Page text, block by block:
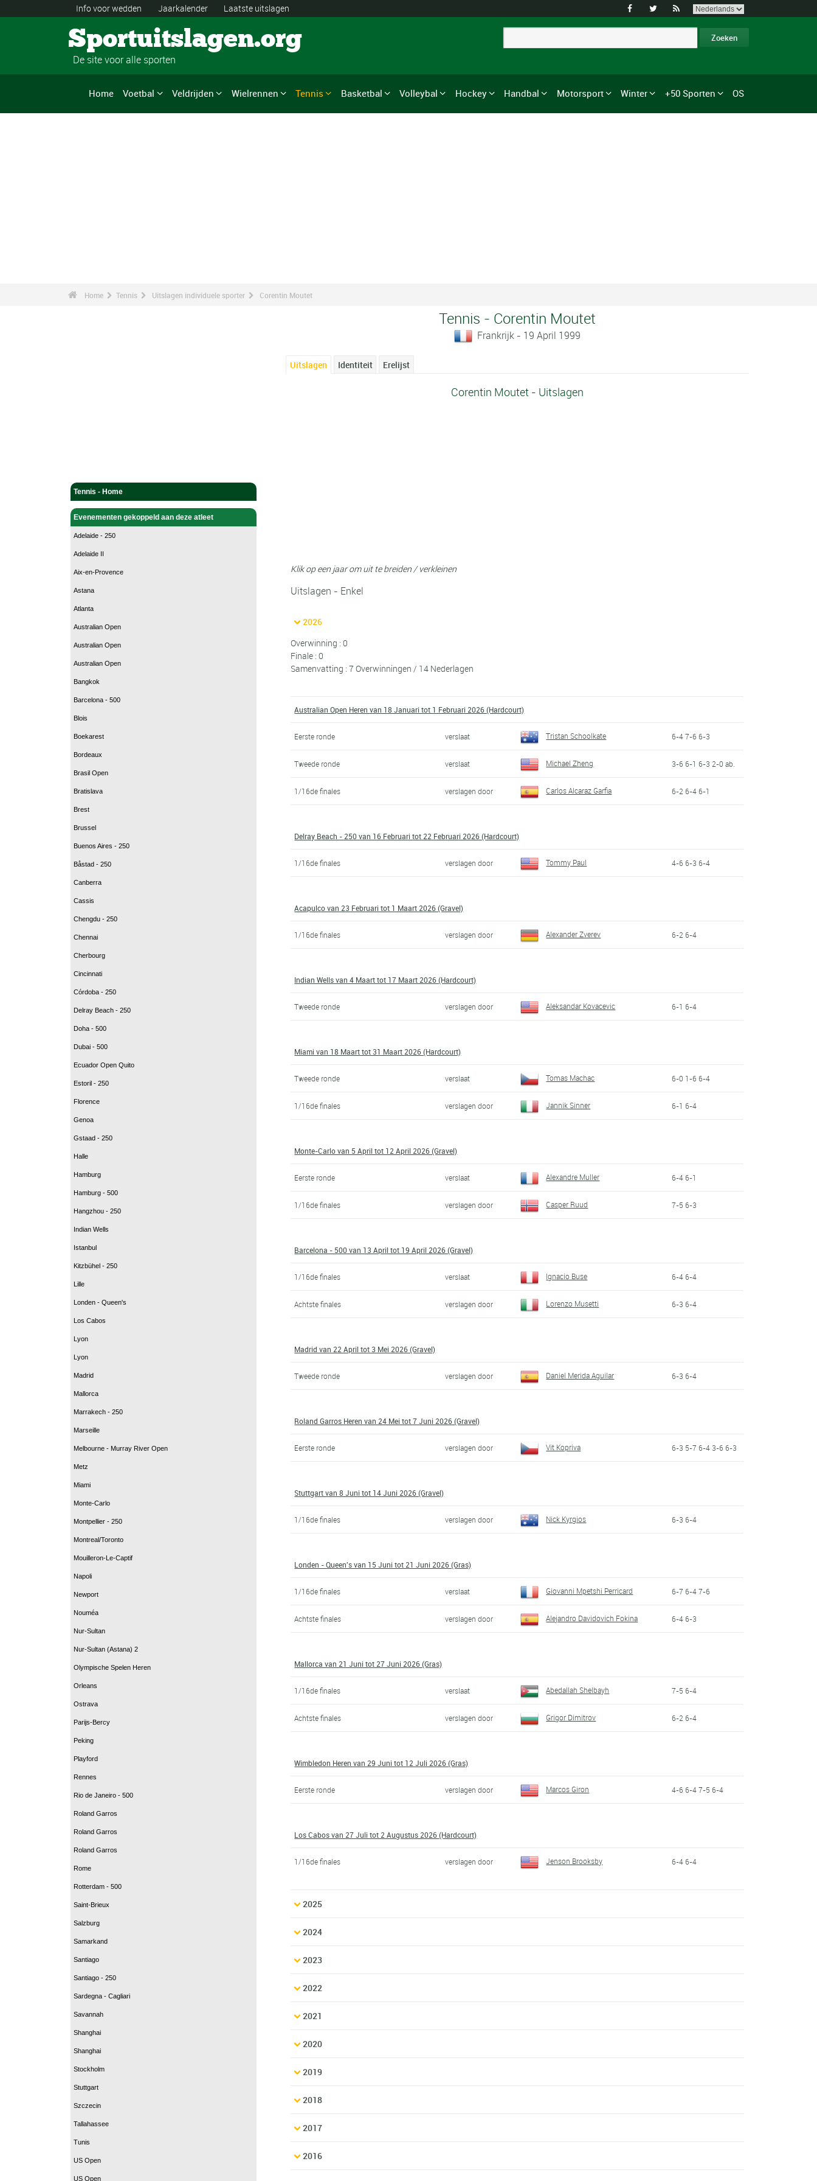
Info voor wedden Jaarkalender Laatste uitslagen   
Sportuitslagen.org
De site voor alle sporten
Home Voetbal Veldrijden Wielrennen Tennis Basketbal Volleybal Hockey Handbal Motorsport Winter +50 Sporten OS
Home Tennis Uitslagen individuele sporter Corentin Moutet
Tennis - Home
Evenementen gekoppeld aan deze atleet
Adelaide - 250
Adelaide II
Aix-en-Provence
Astana
Atlanta
Australian Open
Australian Open
Australian Open
Bangkok
Barcelona - 500
Blois
Boekarest
Bordeaux
Brasil Open
Bratislava
Brest
Brussel
Buenos Aires - 250
Båstad - 250
Canberra
Cassis
Chengdu - 250
Chennai
Cherbourg
Cincinnati
Córdoba - 250
Delray Beach - 250
Doha - 500
Dubai - 500
Ecuador Open Quito
Estoril - 250
Florence
Genoa
Gstaad - 250
Halle
Hamburg
Hamburg - 500
Hangzhou - 250
Indian Wells
Istanbul
Kitzbühel - 250
Lille
Londen - Queen's
Los Cabos
Lyon
Lyon
Madrid
Mallorca
Marrakech - 250
Marseille
Melbourne - Murray River Open
Metz
Miami
Monte-Carlo
Montpellier - 250
Montreal/Toronto
Mouilleron-Le-Captif
Napoli
Newport
Nouméa
Nur-Sultan
Nur-Sultan (Astana) 2
Olympische Spelen Heren
Orleans
Ostrava
Parijs-Bercy
Peking
Playford
Rennes
Rio de Janeiro - 500
Roland Garros
Roland Garros
Roland Garros
Rome
Rotterdam - 500
Saint-Brieux
Salzburg
Samarkand
Santiago
Santiago - 250
Sardegna - Cagliari
Savannah
Shanghai
Shanghai
Stockholm
Stuttgart
Szczecin
Tallahassee
Tunis
US Open
US Open
Tennis - Corentin Moutet
Frankrijk - 19 April 1999
Uitslagen Identiteit Erelijst
Corentin Moutet - Uitslagen
Klik op een jaar om uit te breiden / verkleinen
Uitslagen - Enkel
2026
Overwinning : 0
Finale : 0
Samenvatting : 7 Overwinningen / 14 Nederlagen
Australian Open Heren van 18 Januari tot 1 Februari 2026 (Hardcourt)
Eerste ronde verslaat Tristan Schoolkate 6-4 7-6 6-3
Tweede ronde verslaat Michael Zheng 3-6 6-1 6-3 2-0 ab.
1/16de finales verslagen door Carlos Alcaraz Garfia 6-2 6-4 6-1
Delray Beach - 250 van 16 Februari tot 22 Februari 2026 (Hardcourt)
1/16de finales verslagen door Tommy Paul 4-6 6-3 6-4
Acapulco van 23 Februari tot 1 Maart 2026 (Gravel)
1/16de finales verslagen door Alexander Zverev 6-2 6-4
Indian Wells van 4 Maart tot 17 Maart 2026 (Hardcourt)
Tweede ronde verslagen door Aleksandar Kovacevic 6-1 6-4
Miami van 18 Maart tot 31 Maart 2026 (Hardcourt)
Tweede ronde verslaat Tomas Machac 6-0 1-6 6-4
1/16de finales verslagen door Jannik Sinner 6-1 6-4
Monte-Carlo van 5 April tot 12 April 2026 (Gravel)
Eerste ronde verslaat Alexandre Muller 6-4 6-1
1/16de finales verslagen door Casper Ruud 7-5 6-3
Barcelona - 500 van 13 April tot 19 April 2026 (Gravel)
1/16de finales verslaat Ignacio Buse 6-4 6-4
Achtste finales verslagen door Lorenzo Musetti 6-3 6-4
Madrid van 22 April tot 3 Mei 2026 (Gravel)
Tweede ronde verslagen door Daniel Merida Aguilar 6-3 6-4
Roland Garros Heren van 24 Mei tot 7 Juni 2026 (Gravel)
Eerste ronde verslagen door Vit Kopriva 6-3 5-7 6-4 3-6 6-3
Stuttgart van 8 Juni tot 14 Juni 2026 (Gravel)
1/16de finales verslagen door Nick Kyrgios 6-3 6-4
Londen - Queen's van 15 Juni tot 21 Juni 2026 (Gras)
1/16de finales verslaat Giovanni Mpetshi Perricard 6-7 6-4 7-6
Achtste finales verslagen door Alejandro Davidovich Fokina 6-4 6-3
Mallorca van 21 Juni tot 27 Juni 2026 (Gras)
1/16de finales verslaat Abedallah Shelbayh 7-5 6-4
Achtste finales verslagen door Grigor Dimitrov 6-2 6-4
Wimbledon Heren van 29 Juni tot 12 Juli 2026 (Gras)
Eerste ronde verslagen door Marcos Giron 4-6 6-4 7-5 6-4
Los Cabos van 27 Juli tot 2 Augustus 2026 (Hardcourt)
1/16de finales verslagen door Jenson Brooksby 6-4 6-4
2025
2024
2023
2022
2021
2020
2019
2018
2017
2016